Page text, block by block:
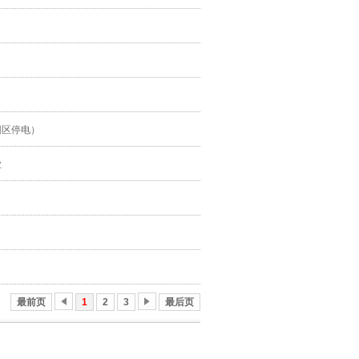
停电）
最前页 1 2 3 最后页